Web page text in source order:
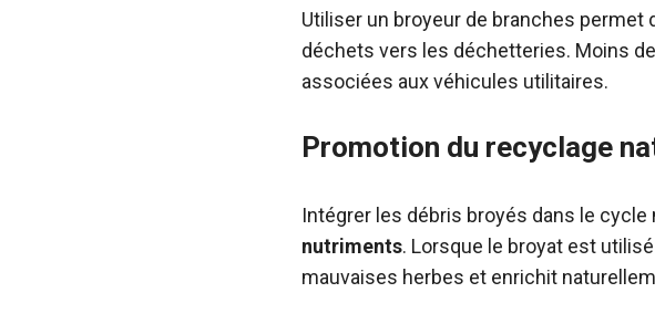
Utiliser un broyeur de branches
déchets vers les déchetteries. Moins
associées aux véhicules utilitaires.
Promotion du recyclage
Intégrer les débris broyés dans le cycle
nutriments. Lorsque le broyat est
mauvaises herbes et enrichit